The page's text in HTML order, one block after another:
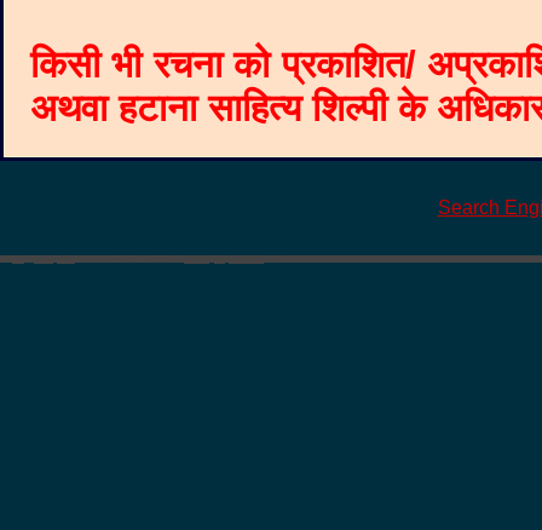
किसी भी रचना को प्रकाशित/
अथवा हटाना साहित्य शिल्पी के
Search